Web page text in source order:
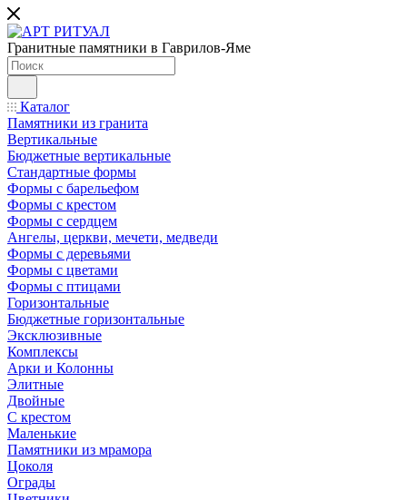
Гранитные памятники в Гаврилов-Яме
Каталог
Памятники из гранита
Вертикальные
Бюджетные вертикальные
Стандартные формы
Формы с барельефом
Формы с крестом
Формы с сердцем
Ангелы, церкви, мечети, медведи
Формы с деревьями
Формы с цветами
Формы с птицами
Горизонтальные
Бюджетные горизонтальные
Эксклюзивные
Комплексы
Арки и Колонны
Элитные
Двойные
С крестом
Маленькие
Памятники из мрамора
Цоколя
Ограды